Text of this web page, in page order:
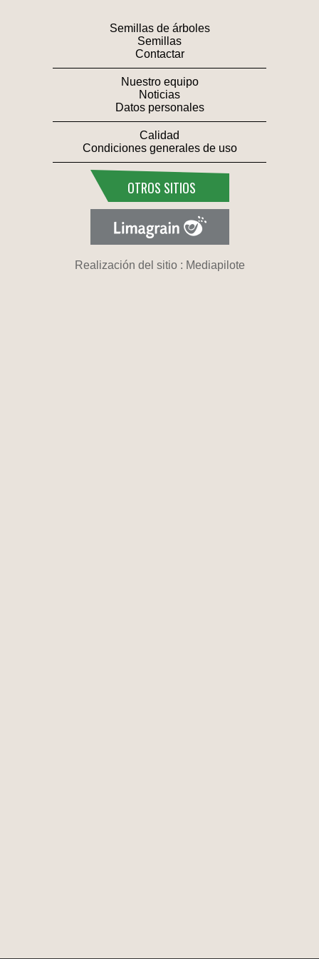
Semillas de árboles
Semillas
Contactar
Nuestro equipo
Noticias
Datos personales
Calidad
Condiciones generales de uso
OTROS SITIOS
Realización del sitio : Mediapilote